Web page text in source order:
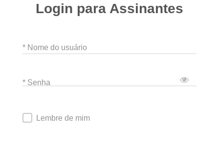
Login para Assinantes
* Nome do usuário
* Senha
Lembre de mim